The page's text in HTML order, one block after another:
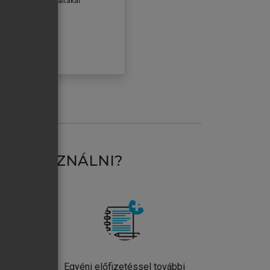
HASZNÁLNI?
Egyéni előfizetéssel további